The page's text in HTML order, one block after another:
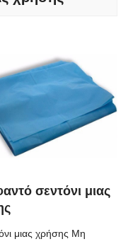
σεντόνι μιας
μιας χρήσης Μη